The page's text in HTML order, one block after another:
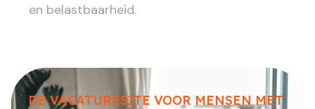
en belastbaarheid.
DE VACATURESITE VOOR MENSEN MET